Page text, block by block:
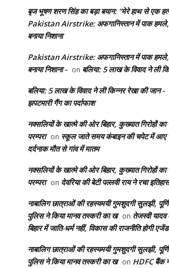
बृज भूषण शरण सिंह का बड़ा बयान: “मेरे हाथ से एक
Pakistan Airstrike: अफगानिस्तान में पाक हमले,
बनाया निशाना
Pakistan Airstrike: अफगानिस्तान में पाक हमले,
बनाया निशाना - on बलिया: 5 लाख के विवाद ने ली
बलिया: 5 लाख के विवाद ने ली किन्नर रेखा की जान -
झपटमारी गैंग का पर्दाफाश
नक्सलियों के खात्मे की ओर बिहार, कुख्यात गिरोहों का
परम्परा on स्कूल जाते समय कंबाइन की चपेट में आए
दर्दनाक मौत से गांव में मातम
नक्सलियों के खात्मे की ओर बिहार, कुख्यात गिरोहों का
परम्परा on देवरिया की बेटी पल्लवी राय ने रचा इतिहास
नाबालिग छात्राओं की रहस्यमयी गुमशुदगी सुलझी,
पुलिस ने किया मानव तस्करी का ख on तेजस्वी
बिहार में जाति-धर्म नहीं, विकास की राजनीति होगी
नाबालिग छात्राओं की रहस्यमयी गुमशुदगी सुलझी,
पुलिस ने किया मानव तस्करी का ख on HDFC बैंक